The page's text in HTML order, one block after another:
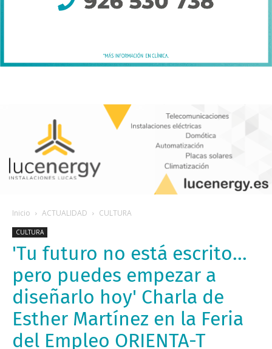
Inicio ACTUALIDAD CULTURA
CULTURA
'Tu futuro no está escrito...
pero puedes empezar a
diseñarlo hoy' Charla de
Esther Martínez en la Feria
del Empleo ORIENTA-T